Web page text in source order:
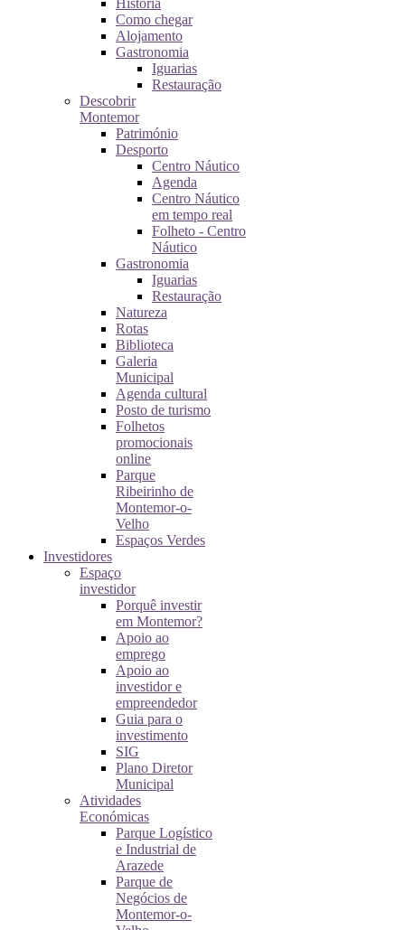
História
Como chegar
Alojamento
Gastronomia
Iguarias
Restauração
Descobrir
Montemor
Património
Desporto
Centro Náutico
Agenda
Centro Náutico
em tempo real
Folheto - Centro
Náutico
Gastronomia
Iguarias
Restauração
Natureza
Rotas
Biblioteca
Galeria
Municipal
Agenda cultural
Posto de turismo
Folhetos
promocionais
online
Parque
Ribeirinho de
Montemor-o-
Velho
Espaços Verdes
Investidores
Espaço
investidor
Porquê investir
em Montemor?
Apoio ao
emprego
Apoio ao
investidor e
empreendedor
Guia para o
investimento
SIG
Plano Diretor
Municipal
Atividades
Económicas
Parque Logístico
e Industrial de
Arazede
Parque de
Negócios de
Montemor-o-